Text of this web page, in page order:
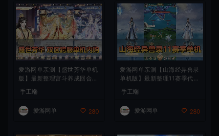
爱游网单亲测【盛世芳华单机
版】最新整理宫斗养成回合抽
一键端视频教学+linux手工外
网端文本教学
手工端
爱游网单 280
爱游网单亲测【山海经异兽录
单机版】最新整理11赛季代金
模拟器手游 解压一键端 视频
安装教学+手工端文本教学
手工端
爱游网单 280